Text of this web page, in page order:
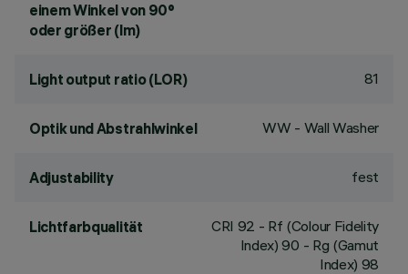
einem Winkel von 90°
oder größer (lm)
Light output ratio (LOR) 81
Optik und Abstrahlwinkel WW - Wall Washer
Adjustability fest
Lichtfarbqualität CRI 92 - Rf (Colour Fidelity
Index) 90 - Rg (Gamut
Index) 98